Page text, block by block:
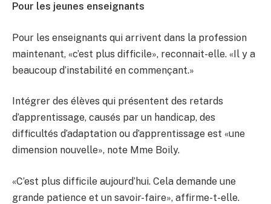
Pour les jeunes enseignants
Pour les enseignants qui arrivent dans la profession
maintenant, «c’est plus difficile», reconnait-elle. «Il y a
beaucoup d’instabilité en commençant.»
Intégrer des élèves qui présentent des retards
d’apprentissage, causés par un handicap, des
difficultés d’adaptation ou d’apprentissage est «une
dimension nouvelle», note Mme Boily.
«C’est plus difficile aujourd’hui. Cela demande une
grande patience et un savoir-faire», affirme-t-elle.